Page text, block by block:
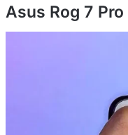
Asus Rog 7 Pro